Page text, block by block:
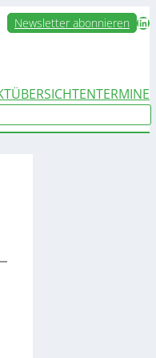
Newsletter abonnieren LinkedIn
TERMINE